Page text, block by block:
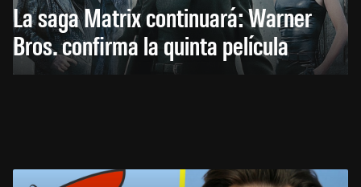
La saga Matrix continuará: Warner
Bros. confirma la quinta película